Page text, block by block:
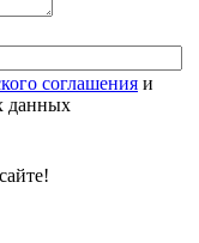
соглашения и
данных